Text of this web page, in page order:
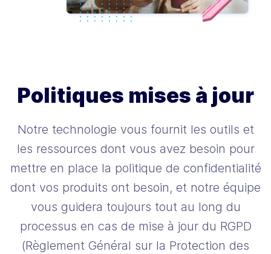
Politiques mises à jour
Notre technologie vous fournit les outils et
les ressources dont vous avez besoin pour
mettre en place la politique de confidentialité
dont vos produits ont besoin, et notre équipe
vous guidera toujours tout au long du
processus en cas de mise à jour du RGPD
(Règlement Général sur la Protection des